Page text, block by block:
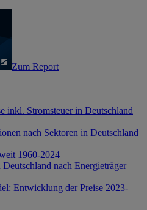
Zum Report
inkl. Stromsteuer in Deutschland
nach Sektoren in Deutschland
1960-2024
nach Energieträger
Entwicklung der Preise 2023-